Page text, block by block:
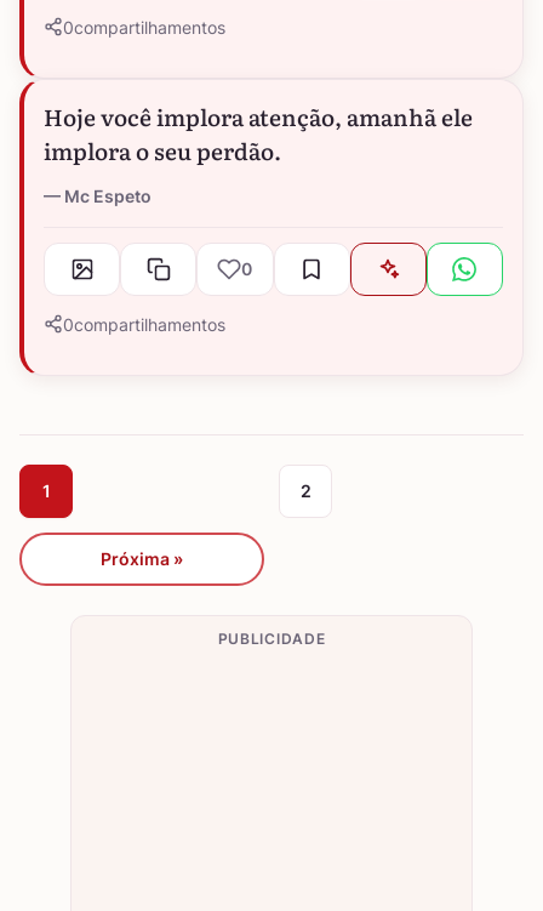
0compartilhamentos
Hoje você implora atenção, amanhã ele
implora o seu perdão.
Mc Espeto
0
0compartilhamentos
1 2
Próxima »
PUBLICIDADE